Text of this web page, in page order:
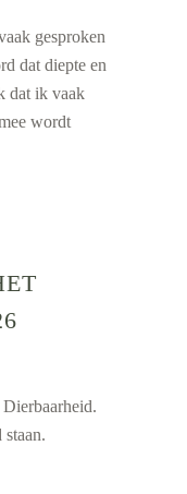
gesproken
dat diepte en
dat ik vaak
wordt